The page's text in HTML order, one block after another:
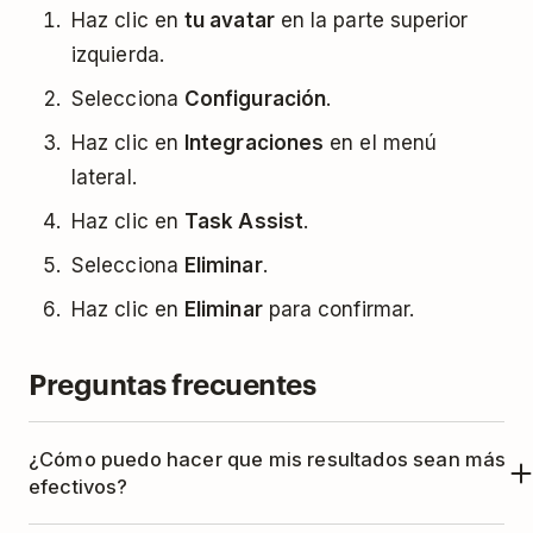
Haz clic entu avataren la parte superior
izquierda.
Selecciona Configuración.
Haz clic en Integraciones en el menú
lateral.
Haz clic en Task Assist.
Selecciona Eliminar.
Haz clic en Eliminarpara confirmar.
Preguntas frecuentes
¿Cómo puedo hacer que mis resultados sean más
efectivos?